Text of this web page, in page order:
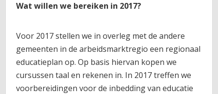
Wat willen we bereiken in 2017?
Voor 2017 stellen we in overleg met de andere
gemeenten in de arbeidsmarktregio een regionaal
educatieplan op. Op basis hiervan kopen we
cursussen taal en rekenen in. In 2017 treffen we
voorbereidingen voor de inbedding van educatie